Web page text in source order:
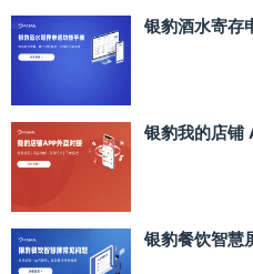
银豹酒水寄存
银豹我的店铺
银豹餐饮智慧